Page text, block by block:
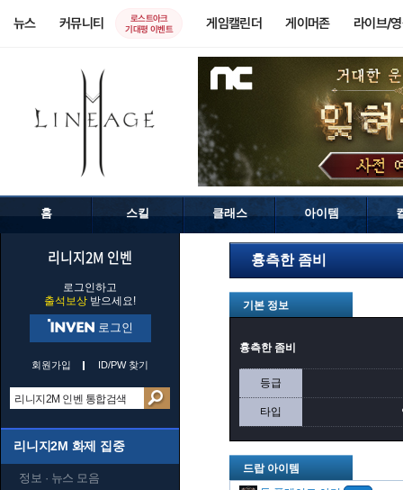
뉴스 커뮤니티
로스트아크
기대평 이벤트
게임캘린더 게이머존 라이브/
홈 스킬 클래스 아이템
리니지2M 인벤
로그인하고
출석보상 받으세요!
로그인
회원가입 ID/PW 찾기
리니지2M 화제 집중
정보 · 뉴스 모음
흉측한 좀비
기본 정보
흉측한 좀비
등급
타입
드랍 아이템